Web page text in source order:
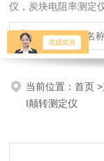
仪，炭块电阻率测定
炭块热膨胀仪，炭块
当前位置：首页>
I颠转测定仪